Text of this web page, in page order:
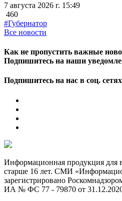
7 августа 2026 г. 15:49
460
#Губернатор
Все новости
Как не пропустить важные
Подпишитесь на наши
Подпишитесь на нас в соц.
Информационная продукция для
старше 16 лет. СМИ
зарегистрировано
ИА № ФС 77 - 79870 от